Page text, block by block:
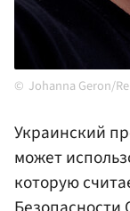
Johanna Geron/
Украинский
может
которую